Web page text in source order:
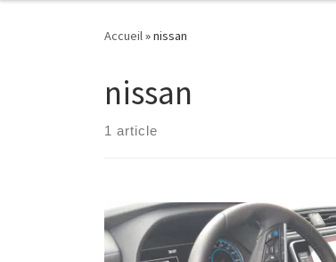
Accueil»nissan
nissan
1 article